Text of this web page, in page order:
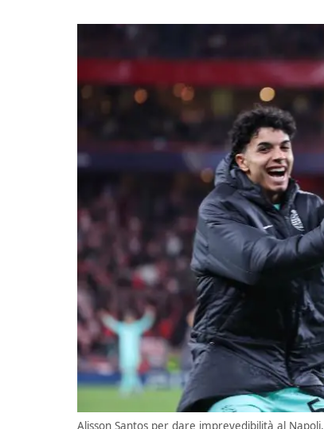
Alisson Santos per dare imprevedibilità al Napoli.